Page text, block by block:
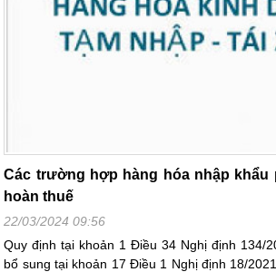
Các trường hợp hàng hóa nhập khẩu
hoàn thuế
22/03/2024 09:56
Quy định tại khoản 1 Điều 34 Nghị định 134/
bổ sung tại khoản 17 Điều 1 Nghị định 18/